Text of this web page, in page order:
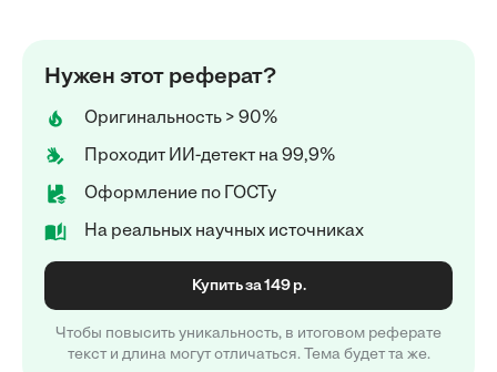
Нужен этот реферат?
Оригинальность > 90%
Проходит ИИ-детект на 99,9%
Оформление по ГОСТу
На реальных научных источниках
Купить за 149 р.
Чтобы повысить уникальность, в итоговом реферате
текст и длина могут отличаться. Тема будет та же.